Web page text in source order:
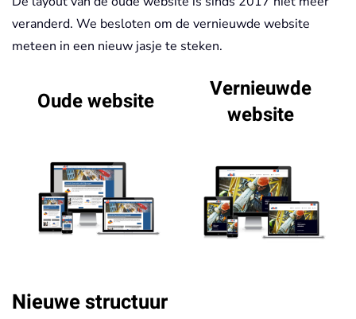
veranderd. We besloten om de vernieuwde website
meteen in een nieuw jasje te steken.
Oude website
Vernieuwde
website
Nieuwe structuur